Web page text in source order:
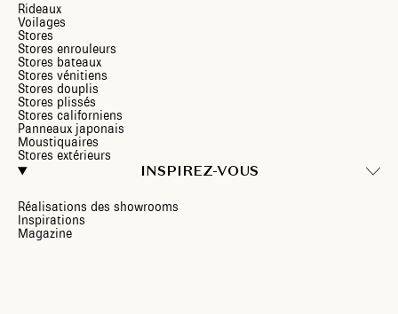
Rideaux
Voilages
Stores
Stores enrouleurs
Stores bateaux
Stores vénitiens
Stores douplis
Stores plissés
Stores californiens
Panneaux japonais
Moustiquaires
Stores extérieurs
INSPIREZ-VOUS
Réalisations des showrooms
Inspirations
Magazine